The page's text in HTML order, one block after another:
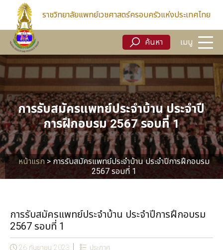
ราชวิทยาลัยแพทย์เวชศาสตร์ครอบครัวแห่งประเทศไทย
ค้นหา เมนู
ค้นหา เมนู
การรับสมัครแพทย์ประจำบ้าน ประจำปี
การฝึกอบรม 2567 รอบที่ 1
หน้าแรก>การรับสมัครแพทย์ประจำบ้าน ประจำปีการฝึกอบรม
2567 รอบที่ 1
การรับสมัครแพทย์ประจำบ้าน ประจำปีการฝึกอบรม
2567 รอบที่ 1
26 กันยายน 2023 ประกาศ